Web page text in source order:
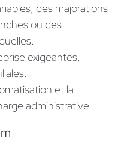
des majorations
ou des
exigeantes,
et la
administrative.